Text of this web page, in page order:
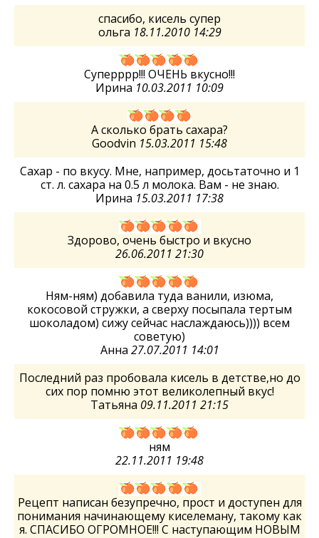
спасибо, кисель супер
ольга 18.11.2010 14:29
Суперррр!!! ОЧЕНЬ вкусно!!!
Ирина 10.03.2011 10:09
А сколько брать сахара?
Goodvin 15.03.2011 15:48
Сахар - по вкусу. Мне, например, досьтаточно и 1
ст. л. сахара на 0.5 л молока. Вам - не знаю.
Ирина 15.03.2011 17:38
Здорово, очень быстро и вкусно
26.06.2011 21:30
Ням-ням) добавила туда ванили, изюма,
кокосовой стружки, а сверху посыпала тертым
шоколадом) сижу сейчас наслаждаюсь)))) всем
советую)
Анна 27.07.2011 14:01
Последний раз пробовала кисель в детстве,но до
сих пор помню этот великолепный вкус!
Татьяна 09.11.2011 21:15
ням
22.11.2011 19:48
Рецепт написан безупречно, прост и доступен для
понимания начинающему киселеману, такому как
я. СПАСИБО ОГРОМНОЕ!!! С наступающим НОВЫМ